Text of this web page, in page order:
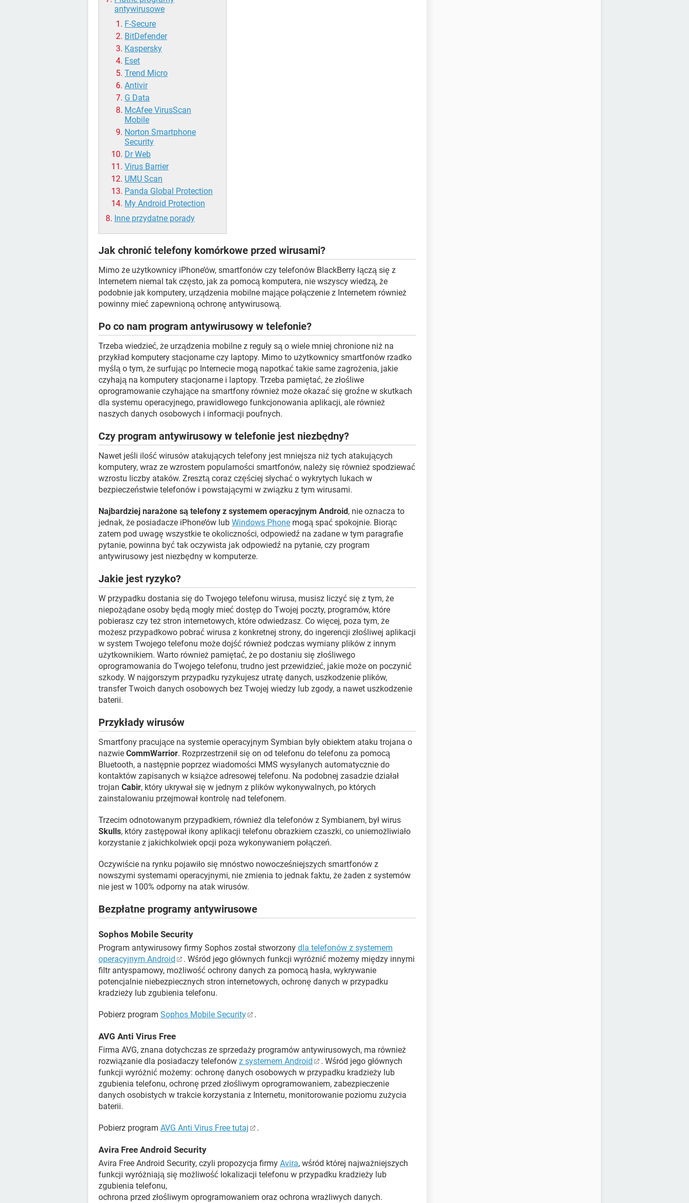
antywirusowe
F-Secure
BitDefender
Kaspersky
Eset
Trend Micro
Antivir
G Data
McAfee VirusScan
Mobile
Norton Smartphone
Security
Dr Web
Virus Barrier
UMU Scan
Panda Global Protection
My Android Protection
Inne przydatne porady
Jak chronić telefony komórkowe przed wirusami?
Mimo że użytkownicy iPhone’ów, smartfonów czy telefonów BlackBerry łączą się z
Internetem niemal tak często, jak za pomocą komputera, nie wszyscy wiedzą, że
podobnie jak komputery, urządzenia mobilne mające połączenie z Internetem również
powinny mieć zapewnioną ochronę antywirusową.
Po co nam program antywirusowy w telefonie?
Trzeba wiedzieć, że urządzenia mobilne z reguły są o wiele mniej chronione niż na
przykład komputery stacjonarne czy laptopy. Mimo to użytkownicy smartfonów rzadko
myślą o tym, że surfując po Internecie mogą napotkać takie same zagrożenia, jakie
czyhają na komputery stacjonarne i laptopy. Trzeba pamiętać, że złośliwe
oprogramowanie czyhające na smartfony również może okazać się groźne w skutkach
dla systemu operacyjnego, prawidłowego funkcjonowania aplikacji, ale również
naszych danych osobowych i informacji poufnych.
Czy program antywirusowy w telefonie jest niezbędny?
Nawet jeśli ilość wirusów atakujących telefony jest mniejsza niż tych atakujących
komputery, wraz ze wzrostem popularności smartfonów, należy się również spodziewać
wzrostu liczby ataków. Zresztą coraz częściej słychać o wykrytych lukach w
bezpieczeństwie telefonów i powstającymi w związku z tym wirusami.
Najbardziej narażone są telefony z systemem operacyjnym Android , nie oznacza to
jednak, że posiadacze iPhone’ów lub Windows Phone mogą spać spokojnie. Biorąc
zatem pod uwagę wszystkie te okoliczności, odpowiedź na zadane w tym paragrafie
pytanie, powinna być tak oczywista jak odpowiedź na pytanie, czy program
antywirusowy jest niezbędny w komputerze.
Jakie jest ryzyko?
W przypadku dostania się do Twojego telefonu wirusa, musisz liczyć się z tym, że
niepożądane osoby będą mogły mieć dostęp do Twojej poczty, programów, które
pobierasz czy też stron internetowych, które odwiedzasz. Co więcej, poza tym, że
możesz przypadkowo pobrać wirusa z konkretnej strony, do ingerencji złośliwej aplikacji
w system Twojego telefonu może dojść również podczas wymiany plików z innym
użytkownikiem. Warto również pamiętać, że po dostaniu się złośliwego
oprogramowania do Twojego telefonu, trudno jest przewidzieć, jakie może on poczynić
szkody. W najgorszym przypadku ryzykujesz utratę danych, uszkodzenie plików,
transfer Twoich danych osobowych bez Twojej wiedzy lub zgody, a nawet uszkodzenie
baterii.
Przykłady wirusów
Smartfony pracujące na systemie operacyjnym Symbian były obiektem ataku trojana o
nazwie CommWarrior. Rozprzestrzenił się on od telefonu do telefonu za pomocą
Bluetooth, a następnie poprzez wiadomości MMS wysyłanych automatycznie do
kontaktów zapisanych w książce adresowej telefonu. Na podobnej zasadzie działał
trojan Cabir, który ukrywał się w jednym z plików wykonywalnych, po których
zainstalowaniu przejmował kontrolę nad telefonem.
Trzecim odnotowanym przypadkiem, również dla telefonów z Symbianem, był wirus
Skulls, który zastępował ikony aplikacji telefonu obrazkiem czaszki, co uniemożliwiało
korzystanie z jakichkolwiek opcji poza wykonywaniem połączeń.
Oczywiście na rynku pojawiło się mnóstwo nowocześniejszych smartfonów z
nowszymi systemami operacyjnymi, nie zmienia to jednak faktu, że żaden z systemów
nie jest w 100% odporny na atak wirusów.
Bezpłatne programy antywirusowe
Sophos Mobile Security
Program antywirusowy firmy Sophos został stworzony dla telefonów z systemem
operacyjnym Android
. Wśród jego głównych funkcji wyróżnić możemy między innymi
filtr antyspamowy, możliwość ochrony danych za pomocą hasła, wykrywanie
potencjalnie niebezpiecznych stron internetowych, ochronę danych w przypadku
kradzieży lub zgubienia telefonu.
Pobierz program Sophos Mobile Security .
AVG Anti Virus Free
Firma AVG, znana dotychczas ze sprzedaży programów antywirusowych, ma również
rozwiązanie dla posiadaczy telefonów z systemem Android
. Wśród jego głównych
funkcji wyróżnić możemy: ochronę danych osobowych w przypadku kradzieży lub
zgubienia telefonu, ochronę przed złośliwym oprogramowaniem, zabezpieczenie
danych osobistych w trakcie korzystania z Internetu, monitorowanie poziomu zużycia
baterii.
Pobierz program AVG Anti Virus Free tutaj .
Avira Free Android Security
Avira Free Android Security, czyli propozycja firmy Avira, wśród której najważniejszych
funkcji wyróżniają się możliwość lokalizacji telefonu w przypadku kradzieży lub
zgubienia telefonu,
ochrona przed złośliwym oprogramowaniem oraz ochrona wrażliwych danych.